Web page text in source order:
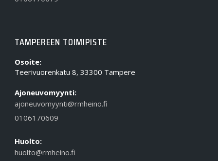
TAMPEREEN TOIMIPISTE
Osoite:
Teerivuorenkatu 8, 33300 Tampere
Ajoneuvomyynti:
ajoneuvomyynti@rmheino.fi
0106170609
Huolto:
huolto@rmheino.fi